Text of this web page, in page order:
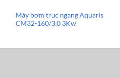
Máy bơm trục ngang Aquaris
CM32-160/3.0 3Kw